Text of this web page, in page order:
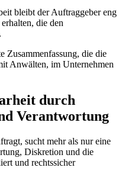
bleibt der Auftraggeber eng
die den
Zusammenfassung, die die
Anwälten, im Unternehmen
durch
Verantwortung
sucht mehr als nur eine
Diskretion und die
und rechtssicher